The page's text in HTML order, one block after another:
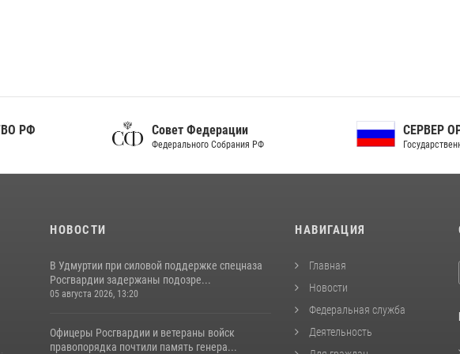
Совет Федерации
Федерального Собрания РФ
СЕРВЕР ОРГАНОВ
Государственной власти РФ
НОВОСТИ
В Удмуртии при силовой поддержке спецназа
Росгвардии задержаны подозре...
05 августа 2026, 13:20
Офицеры Росгвардии и ветераны войск
правопорядка почтили память генера...
НАВИГАЦИЯ
Главная
Новости
Федеральная служба
Деятельность